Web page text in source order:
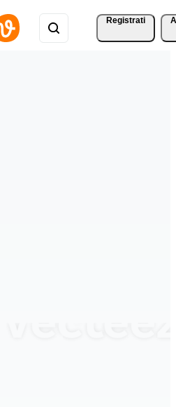
Registrati